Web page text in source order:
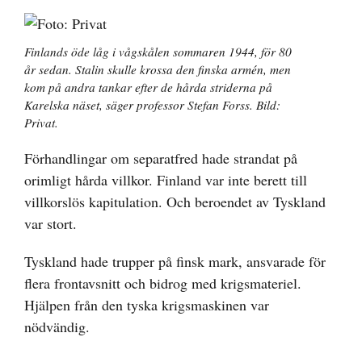
Finlands öde låg i vågskålen sommaren 1944, för 80
år sedan. Stalin skulle krossa den finska armén, men
kom på andra tankar efter de hårda striderna på
Karelska näset, säger professor Stefan Forss. Bild:
Privat.
Förhandlingar om separatfred hade strandat på
orimligt hårda villkor. Finland var inte berett till
villkorslös kapitulation. Och beroendet av Tyskland
var stort.
Tyskland hade trupper på finsk mark, ansvarade för
flera frontavsnitt och bidrog med krigsmateriel.
Hjälpen från den tyska krigsmaskinen var
nödvändig.